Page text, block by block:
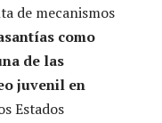
de mecanismos
como
de las
juvenil en
Estados